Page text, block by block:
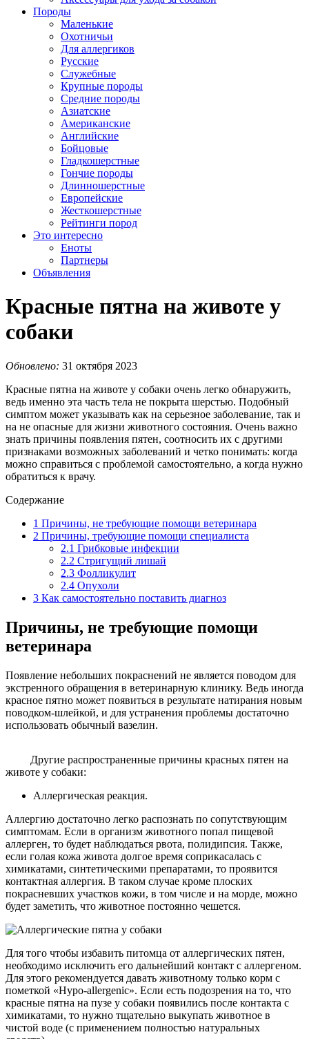
Породы
Маленькие
Охотничьи
Для аллергиков
Русские
Служебные
Крупные породы
Средние породы
Азиатские
Американские
Английские
Бойцовые
Гладкошерстные
Гончие породы
Длинношерстные
Европейские
Жесткошерстные
Рейтинги пород
Это интересно
Еноты
Партнеры
Объявления
Красные пятна на животе у
собаки
Обновлено: 31 октября 2023
Красные пятна на животе у собаки очень легко обнаружить,
ведь именно эта часть тела не покрыта шерстью. Подобный
симптом может указывать как на серьезное заболевание, так и
на не опасные для жизни животного состояния. Очень важно
знать причины появления пятен, соотносить их с другими
признаками возможных заболеваний и четко понимать: когда
можно справиться с проблемой самостоятельно, а когда нужно
обратиться к врачу.
Содержание
1 Причины, не требующие помощи ветеринара
2 Причины, требующие помощи специалиста
2.1 Грибковые инфекции
2.2 Стригущий лишай
2.3 Фолликулит
2.4 Опухоли
3 Как самостоятельно поставить диагноз
Причины, не требующие помощи
ветеринара
Появление небольших покраснений не является поводом для
экстренного обращения в ветеринарную клинику. Ведь иногда
красное пятно может появиться в результате натирания новым
поводком-шлейкой, и для устранения проблемы достаточно
использовать обычный вазелин.
Другие распространенные причины красных пятен на
животе у собаки:
Аллергическая реакция.
Аллергию достаточно легко распознать по сопутствующим
симптомам. Если в организм животного попал пищевой
аллерген, то будет наблюдаться рвота, полидипсия. Также,
если голая кожа живота долгое время соприкасалась с
химикатами, синтетическими препаратами, то проявится
контактная аллергия. В таком случае кроме плоских
покрасневших участков кожи, в том числе и на морде, можно
будет заметить, что животное постоянно чешется.
Для того чтобы избавить питомца от аллергических пятен,
необходимо исключить его дальнейший контакт с аллергеном.
Для этого рекомендуется давать животному только корм с
пометкой «Hypo-allergenic». Если есть подозрения на то, что
красные пятна на пузе у собаки появились после контакта с
химикатами, то нужно тщательно выкупать животное в
чистой воде (с применением полностью натуральных